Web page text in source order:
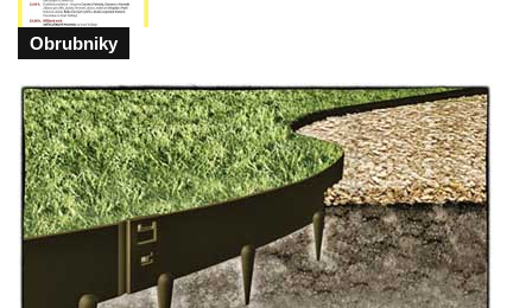
dominikánů v Českých Budějovicích
dominikánů v Českých Budějovicích
Socha svatého Dominika na nádvoří
kláštera dominikánů v Českých
Budějovicích
Sousoší Kalvárie před klášterem
dominikánů u Piaristického náměstí v
Českých Budějovicích
Obrubniky